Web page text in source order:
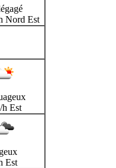
Nord Est
h Est
Est